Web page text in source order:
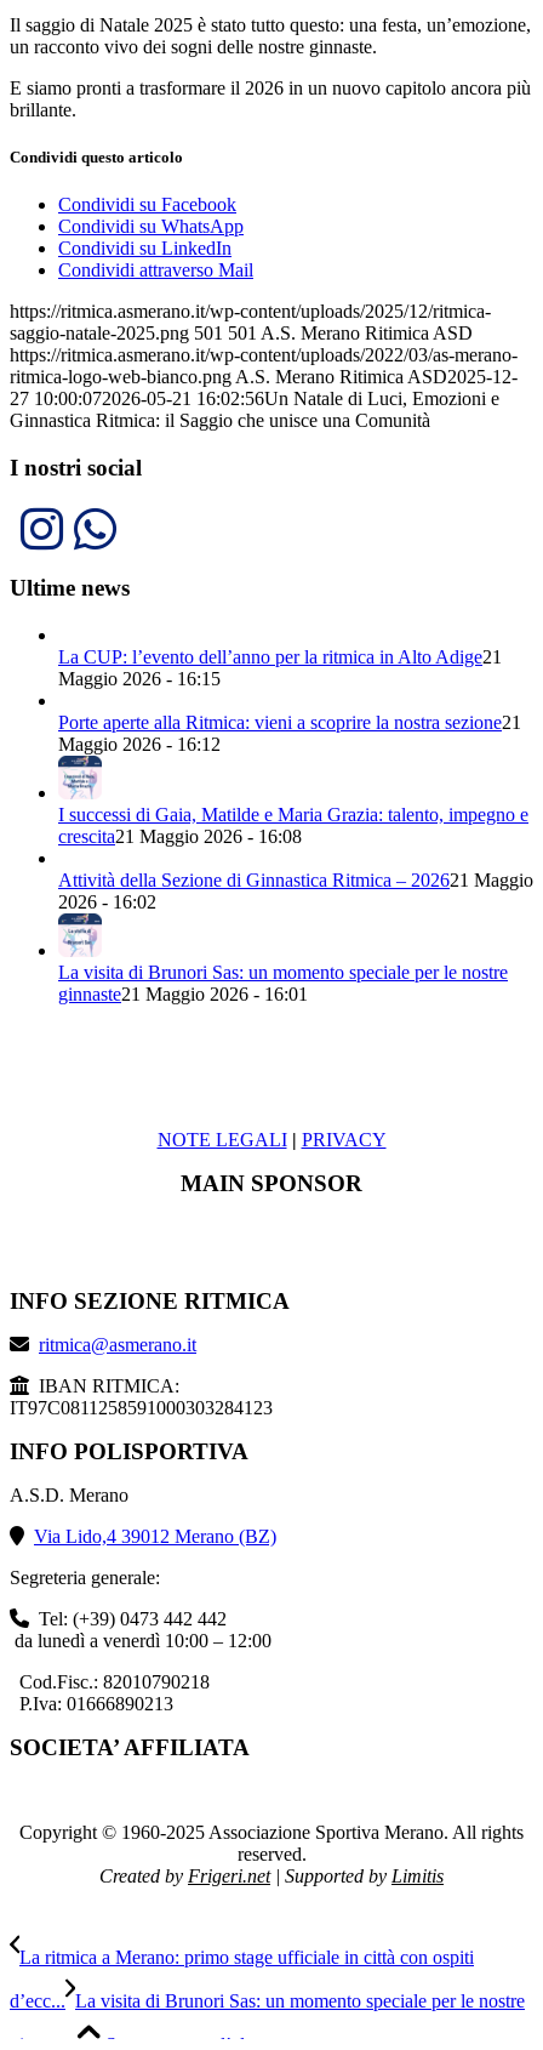
Il saggio di Natale 2025 è stato tutto questo: una festa, un’emozione,
un racconto vivo dei sogni delle nostre ginnaste.
E siamo pronti a trasformare il 2026 in un nuovo capitolo ancora più
brillante.
Condividi questo articolo
Condividi su Facebook
Condividi su WhatsApp
Condividi su LinkedIn
Condividi attraverso Mail
https://ritmica.asmerano.it/wp-content/uploads/2025/12/ritmica-
saggio-natale-2025.png 501 501 A.S. Merano Ritimica ASD
https://ritmica.asmerano.it/wp-content/uploads/2022/03/as-merano-
ritmica-logo-web-bianco.png A.S. Merano Ritimica ASD2025-12-
27 10:00:072026-05-21 16:02:56Un Natale di Luci, Emozioni e
Ginnastica Ritmica: il Saggio che unisce una Comunità
I nostri social
Ultime news
La CUP: l’evento dell’anno per la ritmica in Alto Adige21
Maggio 2026 - 16:15
Porte aperte alla Ritmica: vieni a scoprire la nostra sezione21
Maggio 2026 - 16:12
I successi di Gaia, Matilde e Maria Grazia: talento, impegno e
crescita21 Maggio 2026 - 16:08
Attività della Sezione di Ginnastica Ritmica – 202621 Maggio
2026 - 16:02
La visita di Brunori Sas: un momento speciale per le nostre
ginnaste21 Maggio 2026 - 16:01
NOTE LEGALI | PRIVACY
MAIN SPONSOR
INFO SEZIONE RITMICA
ritmica@asmerano.it
IBAN RITMICA:
IT97C0811258591000303284123
INFO POLISPORTIVA
A.S.D. Merano
Via Lido,4 39012 Merano (BZ)
Segreteria generale:
Tel: (+39) 0473 442 442
da lunedì a venerdì 10:00 – 12:00
Cod.Fisc.: 82010790218
P.Iva: 01666890213
SOCIETA’ AFFILIATA
Copyright © 1960-2025 Associazione Sportiva Merano. All rights
reserved.
Created by Frigeri.net| Supported by Limitis
La ritmica a Merano: primo stage ufficiale in città con ospiti
d’ecc... La visita di Brunori Sas: un momento speciale per le nostre
ginnaste Scorrere verso l’alto